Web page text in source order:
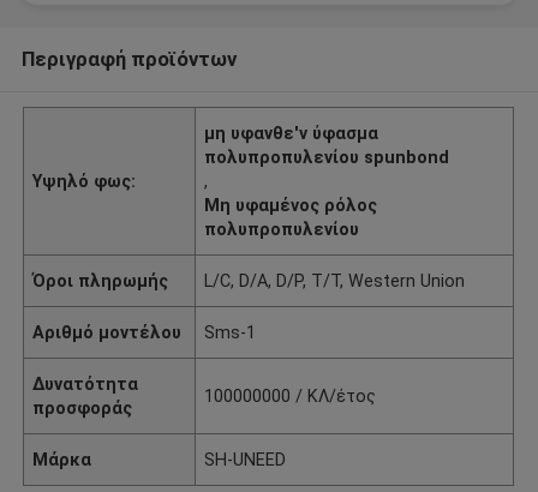
Περιγραφή προϊόντων
Υψηλό φως:
μη υφανθε'ν ύφασμα
πολυπροπυλενίου spunbond
,
Μη υφαμένος ρόλος
πολυπροπυλενίου
Όροι πληρωμής L/C, D/A, D/P, T/T, Western Union
Αριθμό μοντέλου Sms-1
Δυνατότητα
προσφοράς
100000000 / ΚΛ/έτος
Μάρκα SH-UNEED